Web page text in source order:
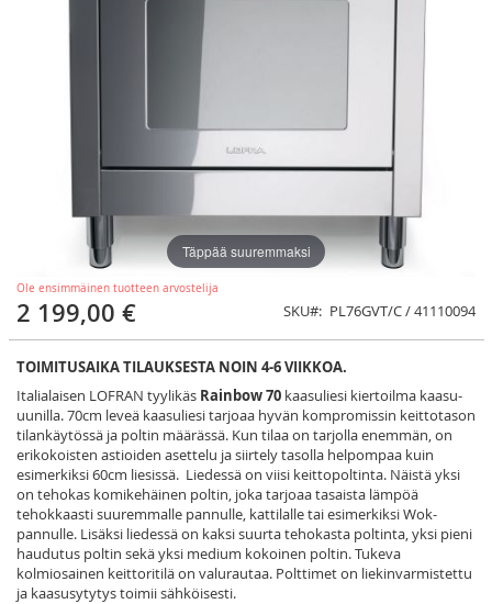
Ole ensimmäinen tuotteen arvostelija
2 199,00 € SKU PL76GVT/C / 41110094
TOIMITUSAIKA TILAUKSESTA NOIN 4-6 VIIKKOA.
Italialaisen LOFRAN tyylikäs Rainbow 70 kaasuliesi kiertoilma kaasu-
uunilla. 70cm leveä kaasuliesi tarjoaa hyvän kompromissin keittotason
tilankäytössä ja poltin määrässä. Kun tilaa on tarjolla enemmän, on
erikokoisten astioiden asettelu ja siirtely tasolla helpompaa kuin
esimerkiksi 60cm liesissä. Liedessä on viisi keittopoltinta. Näistä yksi
on tehokas komikehäinen poltin, joka tarjoaa tasaista lämpöä
tehokkaasti suuremmalle pannulle, kattilalle tai esimerkiksi Wok-
pannulle. Lisäksi liedessä on kaksi suurta tehokasta poltinta, yksi pieni
haudutus poltin sekä yksi medium kokoinen poltin. Tukeva
kolmiosainen keittoritilä on valurautaa. Polttimet on liekinvarmistettu
ja kaasusytytys toimii sähköisesti.
Täppää suuremmaksi